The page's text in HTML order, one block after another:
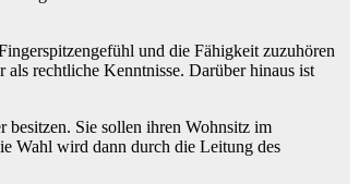
und die Fähigkeit zuzuhören
als rechtliche Kenntnisse. Darüber hinaus ist
besitzen. Sie sollen ihren Wohnsitz im
Wahl wird dann durch die Leitung des